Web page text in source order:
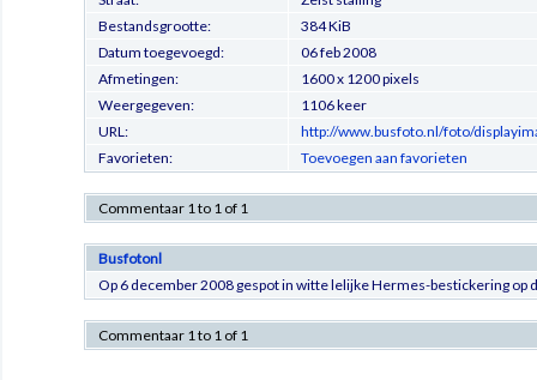
Bestandsgrootte:
384 KiB
Datum toegevoegd:
06 feb 2008
Afmetingen:
1600 x 1200 pixels
Weergegeven:
1106 keer
URL:
http://www.busfoto.nl/foto/
Favorieten:
Toevoegen aan favorieten
Commentaar 1 to 1 of 1
Busfotonl
Op 6 december 2008 gespot in witte lelijke Hermes-bestickering op
Commentaar 1 to 1 of 1